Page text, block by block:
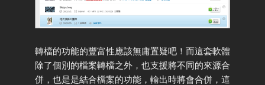
轉檔的功能的豐富性應該無庸置疑吧！而這套軟體
除了個別的檔案轉檔之外，也支援將不同的來源合
併，也是是結合檔案的功能，輸出時將會合併，這